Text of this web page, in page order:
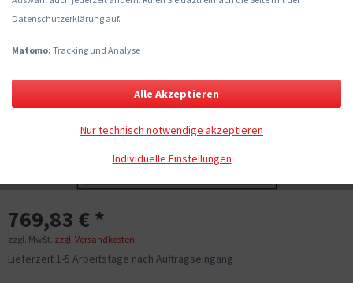
769,83 € *
zzgl. MwSt. zzgl. Versandkosten
Lieferzeit 1-5 Arbeitstage nach Auftragseingang
Datenschutzerklärung auf.
Matomo: Tracking und Analyse
Individuelle Einstellungen
Nur technisch notwendige akzeptieren
Alle Akzeptieren